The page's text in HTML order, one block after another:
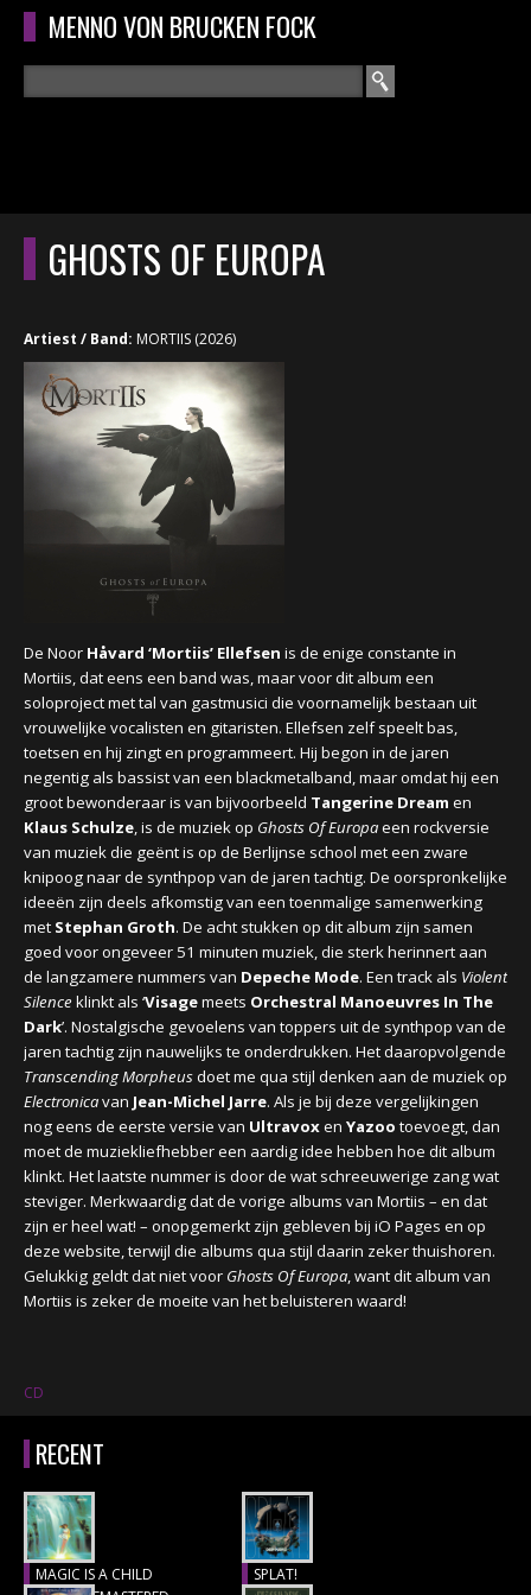
Overslaan en naar de algemene inhoud gaan
MENNO VON BRUCKEN FOCK
ZOEKVELD
HOOFDMENU HOME
CURRICULUM
RECENSIES
INTERVIEWS
CONCERTEN
CONCERTFOTO'S
GHOSTS OF EUROPA
Artiest / Band: MORTIIS (2026)
De Noor Håvard ‘Mortiis’ Ellefsen is de enige constante in
Mortiis, dat eens een band was, maar voor dit album een
soloproject met tal van gastmusici die voornamelijk bestaan uit
vrouwelijke vocalisten en gitaristen. Ellefsen zelf speelt bas,
toetsen en hij zingt en programmeert. Hij begon in de jaren
negentig als bassist van een blackmetalband, maar omdat hij een
groot bewonderaar is van bijvoorbeeld Tangerine Dream en
Klaus Schulze, is de muziek op Ghosts Of Europaeen rockversie
van muziek die geënt is op de Berlijnse school met een zware
knipoog naar de synthpop van de jaren tachtig. De oorspronkelijke
ideeën zijn deels afkomstig van een toenmalige samenwerking
met Stephan Groth. De acht stukken op dit album zijn samen
goed voor ongeveer 51 minuten muziek, die sterk herinnert aan
de langzamere nummers van Depeche Mode. Een track als Violent
Silenceklinkt als ‘Visagemeets Orchestral Manoeuvres In The
Dark’. Nostalgische gevoelens van toppers uit de synthpop van de
jaren tachtig zijn nauwelijks te onderdrukken. Het daaropvolgende
Transcending Morpheusdoet me qua stijl denken aan de muziek op
Electronicavan Jean-Michel Jarre. Als je bij deze vergelijkingen
nog eens de eerste versie van Ultravoxen Yazoo toevoegt, dan
moet de muziekliefhebber een aardig idee hebben hoe dit album
klinkt. Het laatste nummer is door de wat schreeuwerige zang wat
steviger. Merkwaardig dat de vorige albums van Mortiis – en dat
zijn er heel wat! – onopgemerkt zijn gebleven bij iO Pages en op
deze website, terwijl die albums qua stijl daarin zeker thuishoren.
Gelukkig geldt dat niet voor Ghosts Of Europa, want dit album van
Mortiis is zeker de moeite van het beluisteren waard!
CD
RECENT
MAGIC IS A CHILD
SPLAT!